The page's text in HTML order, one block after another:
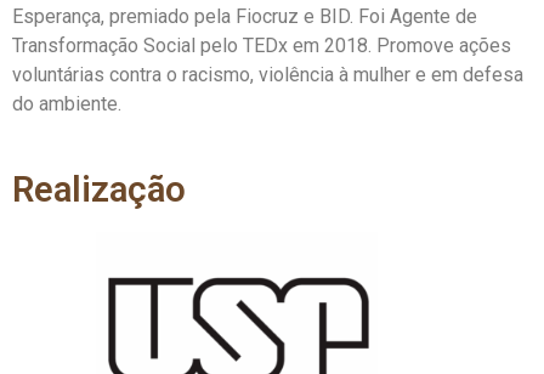
Esperança, premiado pela Fiocruz e BID. Foi Agente de
Transformação Social pelo TEDx em 2018. Promove ações
voluntárias contra o racismo, violência à mulher e em defesa
do ambiente.
Realização